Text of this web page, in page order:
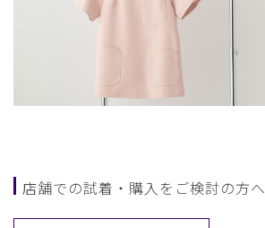
店舗での試着・購入をご検討の方へ